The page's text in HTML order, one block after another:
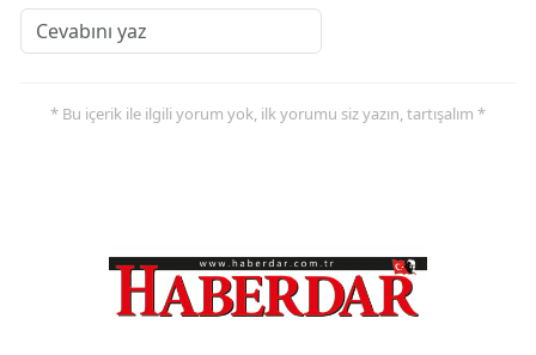
* Bu içerik ile ilgili yorum yok, ilk yorumu siz yazın, tartışalım *